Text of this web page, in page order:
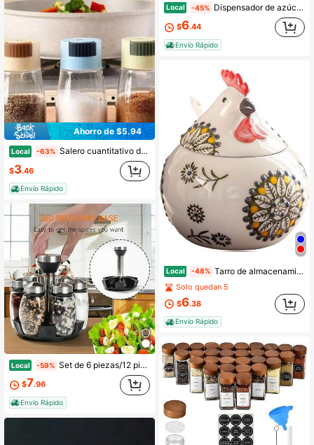
Ahorro de $5.94
Local -63% Salero cuantitativo de vidrio de 4/6 piezas, dispensador de sal de presión, tarro de condimentos a prueba de humedad para cocina doméstica, dispensador de sal de vidrio con control de presión
$3.46
Envío Rápido
Local -59% Set de 6 piezas/12 piezas de tarros de vidrio - Organizador giratorio de especias para cocina, carrusel de hierbas y especias para encimera - Ideal para accesorios de cocina, organización de especias y almacenamiento
$7.96
Envío Rápido
Local -45% Dispensador de azúcar de vidrio Tracy Global con pico vertedor - Estilo retro de los años 50 para azucarero/vertedor para café, té y encimeras de cocina (1)
$6.44
Envío Rápido
Local -48% Tarro de almacenamiento de cerámica con tapa con forma de gallo, tarro de almacenamiento decorativo con diseño floral pintado a mano, recipiente decorativo de granja con cabeza de pollo para azúcar, sal, café
Solo quedan 5
$6.38
Envío Rápido